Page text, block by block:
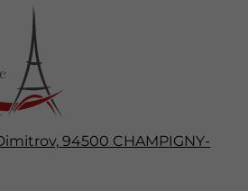
94500 CHAMPIGNY-